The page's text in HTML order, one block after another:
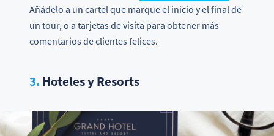
Añádelo a un cartel que marque el inicio y el final de
un tour, o a tarjetas de visita para obtener más
comentarios de clientes felices.
3. Hoteles y Resorts